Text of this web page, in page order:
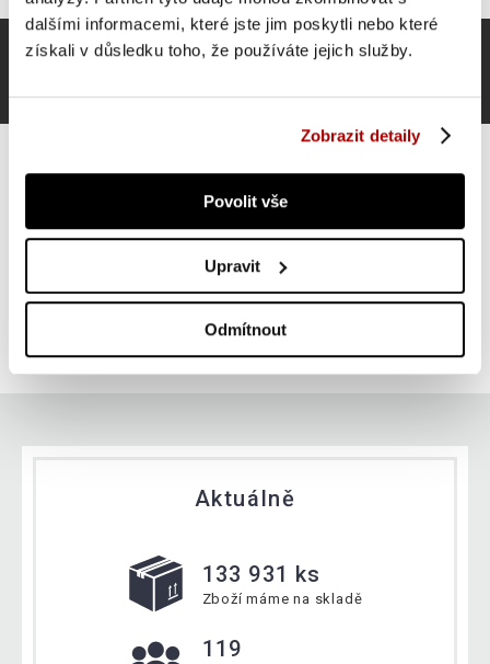
dalšími informacemi, které jste jim poskytli nebo které
získali v důsledku toho, že používáte jejich služby.
Zobrazit detaily
Povolit vše
Upravit
Odmítnout
Gorilla Sports Gymnastický míč, 55 cm, červený
412 Kč Do košíku
Aktuálně
133 931 ks
Zboží máme na skladě
119